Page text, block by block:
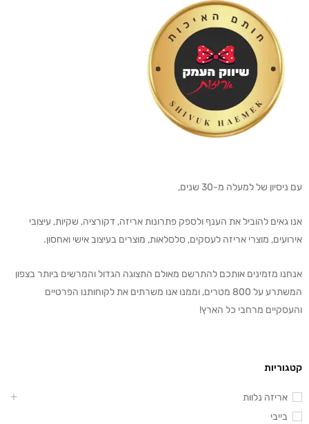
עם ניסיון של למעלה מ-30 שנים,
אנו גאים להוביל את הענף ולספק פתרונות אריזה, דקורציה, שקיות, עיצובי
אירועים, מוצרי אריזה לעסקים, סלסלאות, מוצרים בעיצוב אישי ואחסון.
אנחנו מזמינים אותכם להתרשם מאולם התצוגה הגדול והמרשים ביותר בצפון
המשתרע על 800 מטרים, וממנו אנו משרתים את לקוחותנו הפרטיים
והעסקיים מרחבי כל הארץ!
קטגוריות
אריזה נלוות
בייבי